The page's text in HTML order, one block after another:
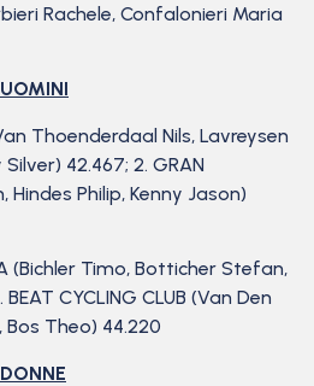
Rachele, Confalonieri Maria
Thoenderdaal Nils, Lavreysen
42.467; 2. GRAN
Hindes Philip, Kenny Jason)
(Bichler Timo, Botticher Stefan,
CYCLING CLUB (Van Den
Bos Theo) 44.220